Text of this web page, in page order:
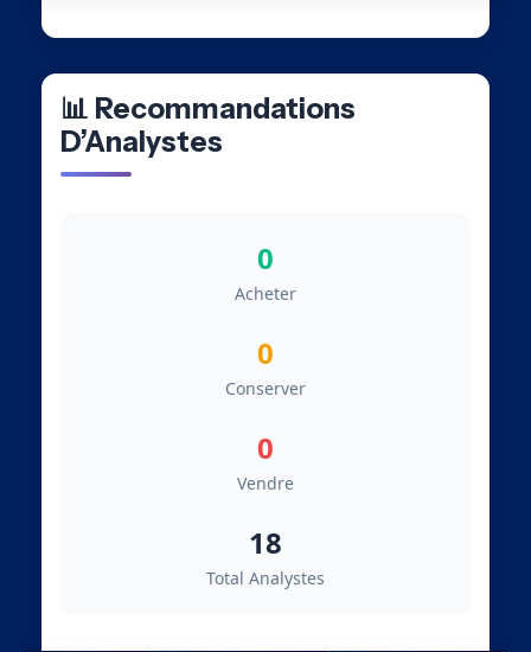
📊 Recommandations
D’Analystes
0
Acheter
0
Conserver
0
Vendre
18
Total Analystes